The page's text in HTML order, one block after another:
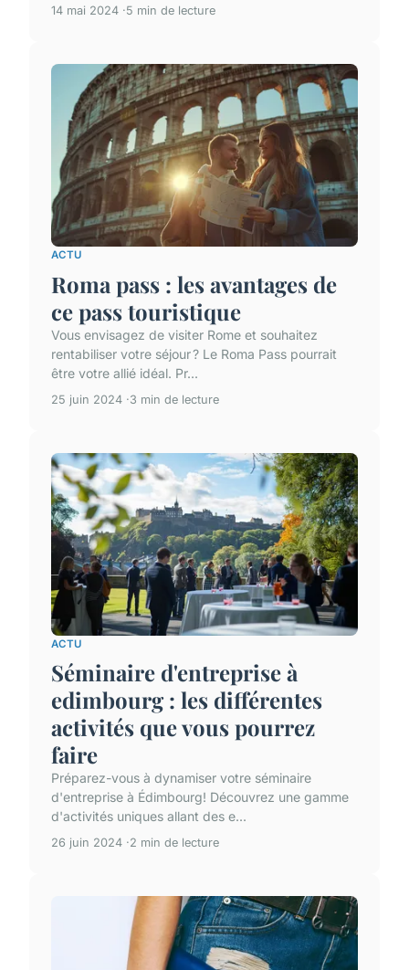
14 mai 2024 5 min de lecture
ACTU
Roma pass : les avantages de
ce pass touristique
Vous envisagez de visiter Rome et souhaitez
rentabiliser votre séjour ? Le Roma Pass pourrait
être votre allié idéal. Pr...
25 juin 2024 3 min de lecture
ACTU
Séminaire d'entreprise à
edimbourg : les différentes
activités que vous pourrez
faire
Préparez-vous à dynamiser votre séminaire
d'entreprise à Édimbourg! Découvrez une gamme
d'activités uniques allant des e...
26 juin 2024 2 min de lecture